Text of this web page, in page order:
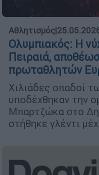
Αθλητισμός|
Ολυμπιακός: Η
Πειραιά,
πρωταθλητών
Χιλιάδες οπαδοί
υποδέχθηκαν την
Μπαρτζώκα στο
στήθηκε γλέντι